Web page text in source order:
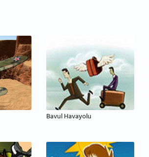
Bavul Havayolu